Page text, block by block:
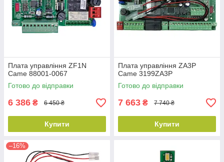
Плата управління ZF1N
Came 88001-0067
Готово до відправки
6 386 ₴ 6 450 ₴
Купити
Плата управління ZA3P
Came 3199ZA3P
Готово до відправки
7 663 ₴ 7 740 ₴
Купити
–16%